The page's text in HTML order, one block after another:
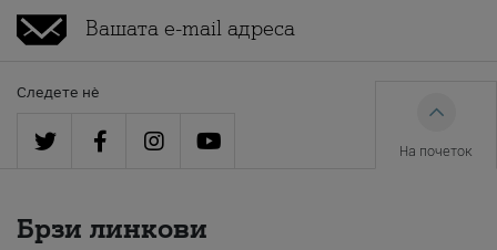
Следете нè
На почеток
Брзи линкови